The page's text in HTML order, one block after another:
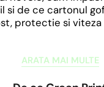
si de ce cartonul
protectie si viteza
ARATA MAI MULTE